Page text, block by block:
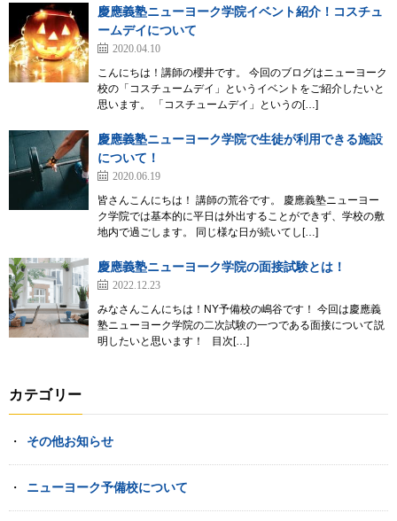
慶應義塾ニューヨーク学院イベント紹介！コスチュ
ームデイについて
2020.04.10
こんにちは！講師の櫻井です。 今回のブログはニューヨーク
校の「コスチュームデイ」というイベントをご紹介したいと
思います。 「コスチュームデイ」というの[…]
慶應義塾ニューヨーク学院で生徒が利用できる施設
について！
2020.06.19
皆さんこんにちは！ 講師の荒谷です。 慶應義塾ニューヨー
ク学院では基本的に平日は外出することができず、学校の敷
地内で過ごします。 同じ様な日が続いてし[…]
慶應義塾ニューヨーク学院の面接試験とは！
2022.12.23
みなさんこんにちは！NY予備校の嶋谷です！ 今回は慶應義
塾ニューヨーク学院の二次試験の一つである面接について説
明したいと思います！ 目次[…]
カテゴリー
その他お知らせ
ニューヨーク予備校について